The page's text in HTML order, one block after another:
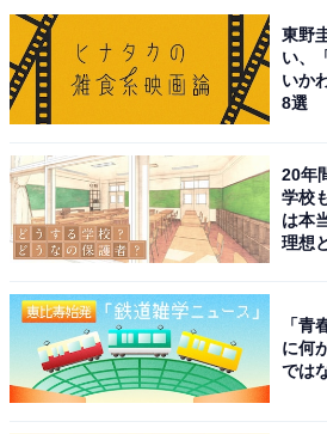
が絶品
東野
い、
いか
8選
20年
学校
は本
理想
「青
に何
では